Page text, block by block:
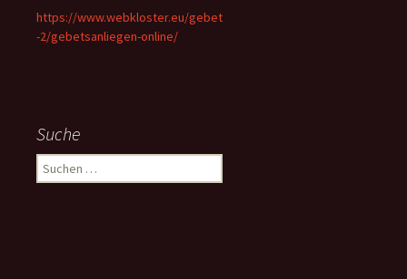
https://www.webkloster.eu/gebet
-2/gebetsanliegen-online/
Suche
Suchen
nach: